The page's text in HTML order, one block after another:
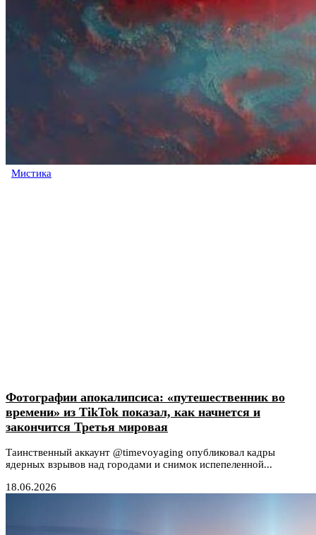
Мистика
Фотографии апокалипсиса: «путешественник во
времени» из TikTok показал, как начнется и
закончится Третья мировая
Таинственный аккаунт @timevoyaging опубликовал кадры
ядерных взрывов над городами и снимок испепеленной...
18.06.2026